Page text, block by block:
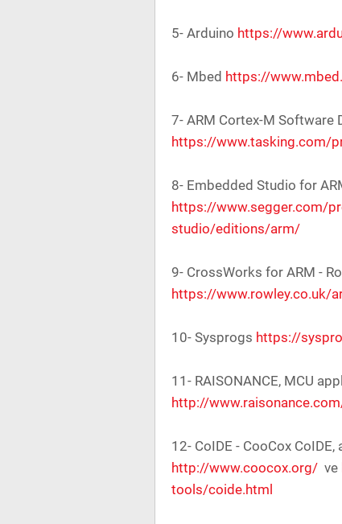
5- Arduino https://
6- Mbed https://
7- ARM Cortex-M Software
https://www.tasking.com/
8- Embedded Studio for
https://www.segger.com/
studio/editions/arm/
9- CrossWorks for ARM -
https://www.rowley.co.uk/
10- Sysprogs https://
11- RAISONANCE, MCU
http://
12- CoIDE - CooCox
http://www.coocox.org/ ve
tools/coide.html